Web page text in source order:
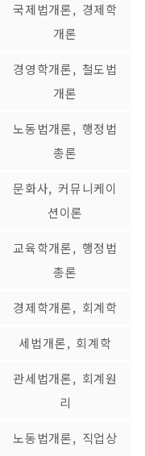
국제법개론, 경제학
개론
경영학개론, 철도법
개론
노동법개론, 행정법
총론
문화사, 커뮤니케이
션이론
교육학개론, 행정법
총론
경제학개론, 회계학
세법개론, 회계학
관세법개론, 회계원
리
노동법개론, 직업상